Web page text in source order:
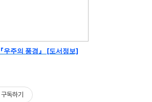
『우주의 풍경』 [도서정보]
구독하기